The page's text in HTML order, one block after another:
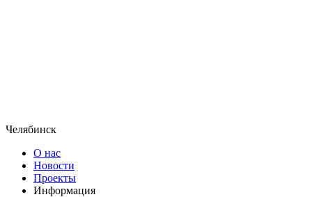
Челябинск
О нас
Новости
Проекты
Информация